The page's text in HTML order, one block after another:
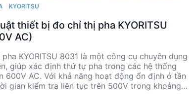
KYORITSU
thiết bị đo chỉ thị pha KYORITSU
AC)
KYORITSU 8031 là một công cụ chuyên dụng
giúp xác định thứ tự pha trong các hệ thống
600V AC. Với khả năng hoạt động ổn định ở tần
gian kiểm tra liên tục trên 500V trong khoảng 5